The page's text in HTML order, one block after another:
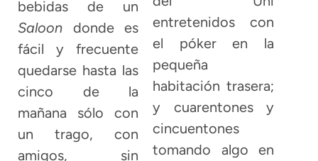
bebidas de un
Saloon donde es
fácil y frecuente
quedarse hasta las
cinco de la
mañana sólo con
un trago, con
amigos, sin
entretenidos con
el póker en la
pequeña
habitación trasera;
y cuarentones y
cincuentones
tomando algo en